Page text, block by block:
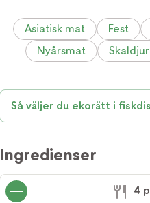
Asiatisk mat Fest
Nyårsmat
Skaldjur
Så väljer du ekorätt i
Ingredienser
4